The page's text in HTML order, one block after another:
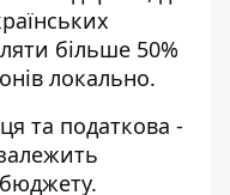
більше 50%
локально.
та податкова -